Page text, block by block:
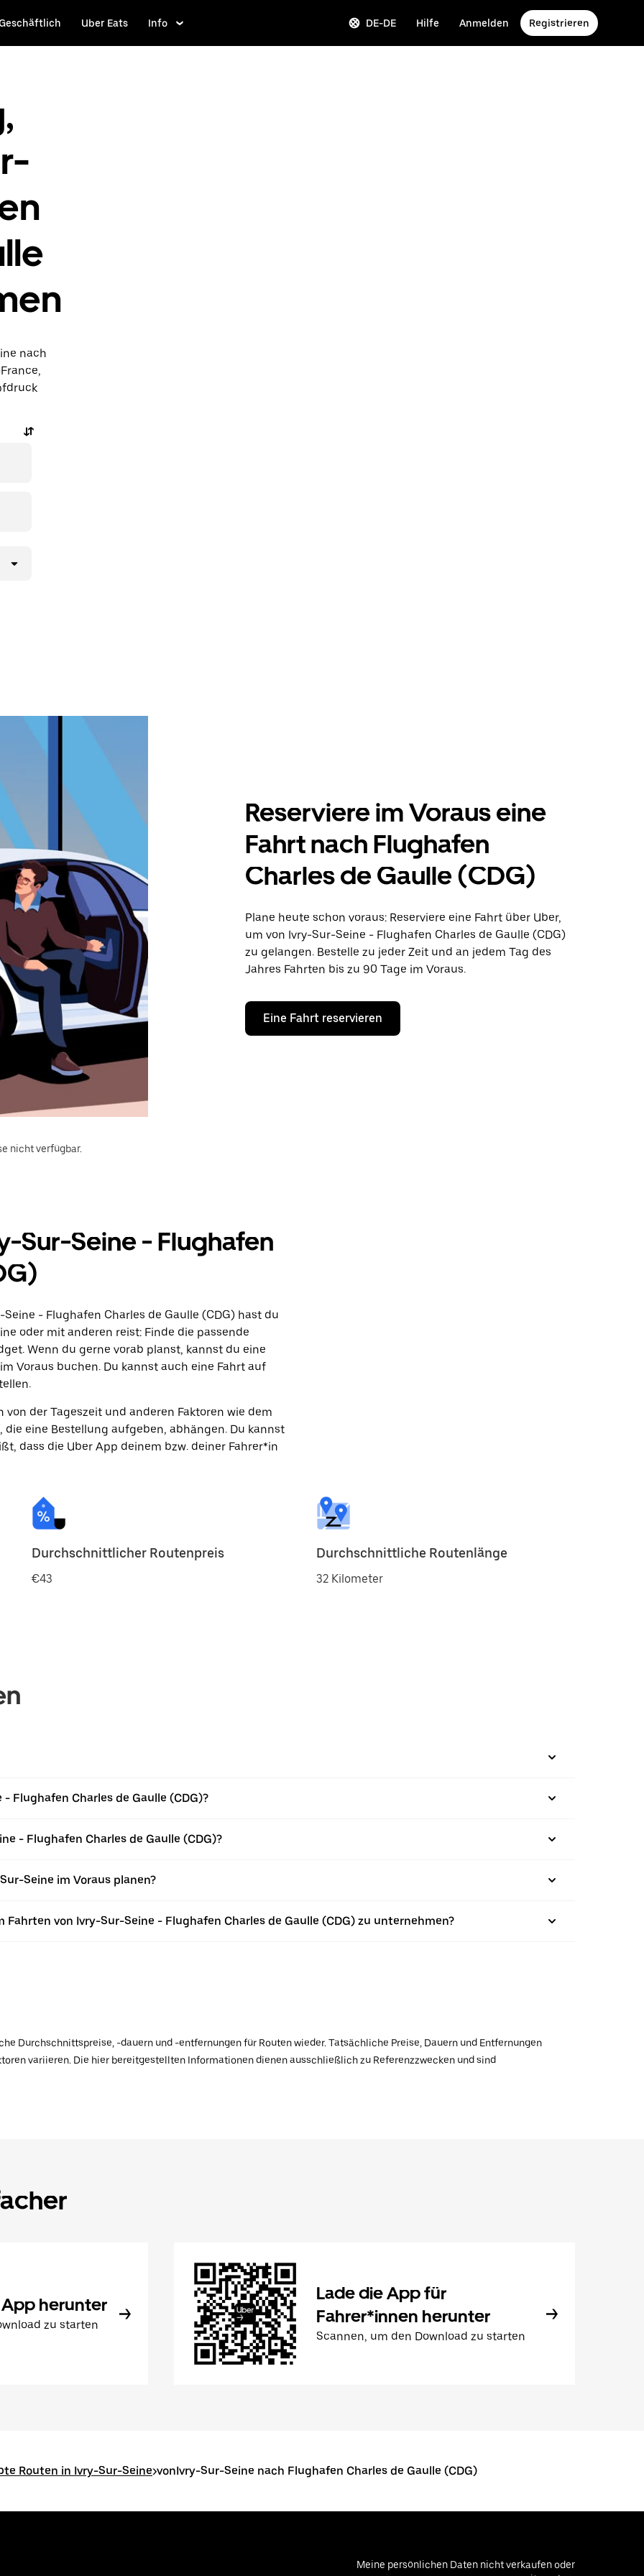
Uber Eats Info DE-DE Hilfe Anmelden Registrieren
nach
Reserviere im Voraus eine
Fahrt nach Flughafen
Charles de Gaulle (CDG)
Plane heute schon voraus: Reserviere eine Fahrt über Uber,
um von Ivry-Sur-Seine - Flughafen Charles de Gaulle (CDG)
zu gelangen. Bestelle zu jeder Zeit und an jedem Tag des
Jahres Fahrten bis zu 90 Tage im Voraus.
Eine Fahrt reservieren
nicht verfügbar.
Sur-Seine - Flughafen
- Flughafen Charles de Gaulle (CDG) hast du
oder mit anderen reist: Finde die passende
Wenn du gerne vorab planst, kannst du eine
Voraus buchen. Du kannst auch eine Fahrt auf
der Tageszeit und anderen Faktoren wie dem
eine Bestellung aufgeben, abhängen. Du kannst
dass die Uber App deinem bzw. deiner Fahrer*in
Durchschnittlicher Routenpreis
€43
Durchschnittliche Routenlänge
32 Kilometer
Flughafen Charles de Gaulle (CDG)?
- Flughafen Charles de Gaulle (CDG)?
Seine im Voraus planen?
von Ivry-Sur-Seine - Flughafen Charles de Gaulle (CDG) zu unternehmen?
Durchschnittspreise, -dauern und -entfernungen für Routen wieder. Tatsächliche Preise, Dauern und Entfernungen
variieren. Die hier bereitgestellten Informationen dienen ausschließlich zu Referenzzwecken und sind
herunter
zu starten
Lade die App für
Fahrer*innen herunter
Scannen, um den Download zu starten
Routen in Ivry-Sur-Seine>vonIvry-Sur-Seine nach Flughafen Charles de Gaulle (CDG)
Meine persönlichen Daten nicht verkaufen oder